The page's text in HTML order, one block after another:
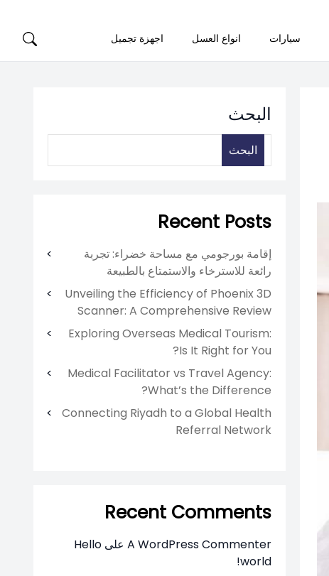
سيارات انواع العسل اجهزة تجميل
البحث
البحث
Recent Posts
إقامة بورجومي مع مساحة خضراء: تجربة
رائعة للاسترخاء والاستمتاع بالطبيعة
Unveiling the Efficiency of Phoenix 3D
Scanner: A Comprehensive Review
Exploring Overseas Medical Tourism:
Is It Right for You?
Medical Facilitator vs Travel Agency:
What’s the Difference?
Connecting Riyadh to a Global Health
Referral Network
Recent Comments
A WordPress Commenter على Hello
world!